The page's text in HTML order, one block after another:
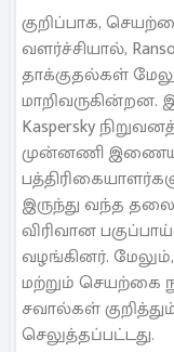
குறிப்பாக,
வளர்ச்சியால்,
தாக்குதல்கள்
Kaspersky
முன்னணி இணையப்
இருந்து வந்த
விரிவான
வழங்கினர்.
மற்றும் செயற்கை
சவால்கள்
செலுத்தப்பட்டது.